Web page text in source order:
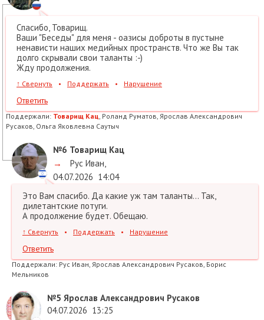
Спасибо, Товарищ.
Ваши "Беседы" для меня - оазисы доброты в пустыне
ненависти наших медийных пространств. Что же Вы так
долго скрывали свои таланты :-)
Жду продолжения.
↑ Свернуть • Поддержать • Нарушение
Ответить
Поддержали: Товарищ Кац , Роланд Руматов, Ярослав Александрович
Русаков, Ольга Яковлевна Саутыч
№6 Товарищ Кац
→
Рус Иван
04.07.2026 14:04
Это Вам спасибо. Да какие уж там таланты... Так,
дилетантские потуги.
А продолжение будет. Обещаю.
↑ Свернуть • Поддержать • Нарушение
Ответить
Поддержали: Рус Иван, Ярослав Александрович Русаков, Борис
Мельников
№5 Ярослав Александрович Русаков
04.07.2026 13:25